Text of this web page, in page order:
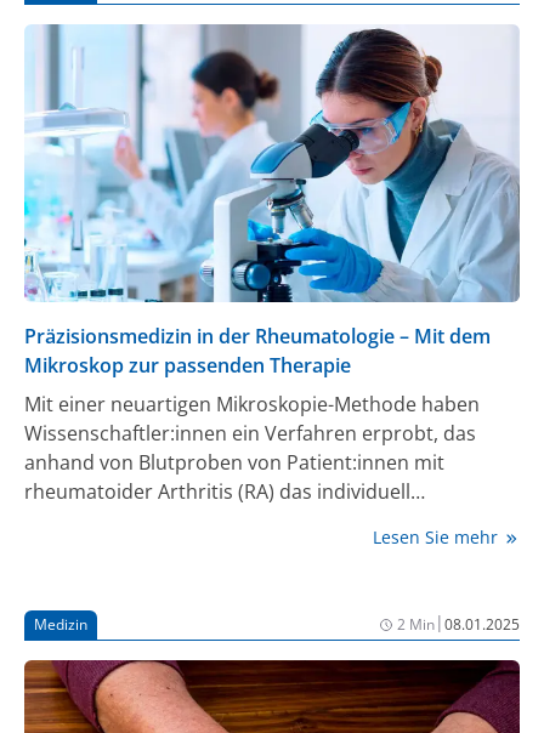
Präzisionsmedizin in der Rheumatologie – Mit dem
Mikroskop zur passenden Therapie
Mit einer neuartigen Mikroskopie-Methode haben
Wissenschaftler:innen ein Verfahren erprobt, das
anhand von Blutproben von Patient:innen mit
rheumatoider Arthritis (RA) das individuell
kann. Die Studie ist ein Machbarkeitsnachweis für
die Therapie der RA und anderer
Autoimmunerkrankungen entscheidend verbessern
ließe (1).
Lesen Sie mehr
Medizin 2 Min|08.01.2025